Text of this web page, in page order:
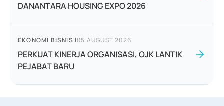
DANANTARA HOUSING EXPO 2026
EKONOMI BISNIS |05 AUGUST 2026
PERKUAT KINERJA ORGANISASI, OJK LANTIK
PEJABAT BARU